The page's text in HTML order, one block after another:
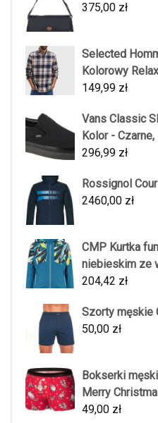
375,00 zł
Selected
Kolorowy
149,99 zł
Vans Classic
Kolor -
296,99 zł
Rossignol
2460,00 zł
CMP Kurtka
niebieskim ze
204,42 zł
Szorty męskie
50,00 zł
Bokserki
Merry
49,00 zł